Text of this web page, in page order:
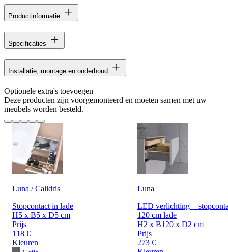
Productinformatie
Specificaties
Installatie, montage en onderhoud
Optionele extra's toevoegen
Deze producten zijn voorgemonteerd en moeten samen met uw
meubels worden besteld.
Luna / Calidris
Stopcontact in lade
H5 x B5 x D5 cm
Prijs
118 €
Kleuren
Luna
LED verlichting +
120 cm lade
H2 x B120 x D2 cm
Prijs
273 €